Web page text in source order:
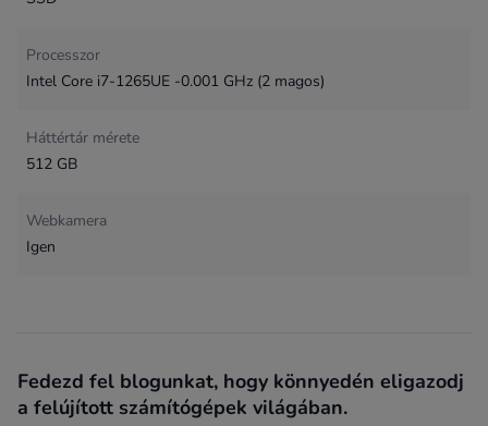
Processzor
Intel Core i7-1265UE -0.001 GHz (2 magos)
Háttértár mérete
512 GB
Webkamera
Igen
Fedezd fel blogunkat, hogy könnyedén eligazodj
a felújított számítógépek világában.